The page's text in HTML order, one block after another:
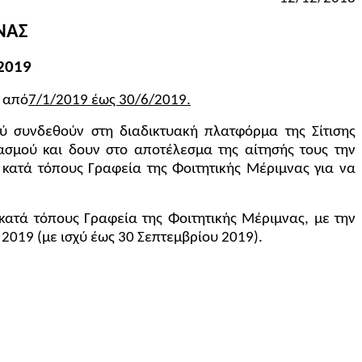
από7/1/2019 έως 30/6/2019.
στη διαδικτυακή πλατφόρμα της Σίτισης
και δουν στο αποτέλεσμα της αίτησής τους την
τόπους Γραφεία της Φοιτητικής Μέριμνας για να
τόπους Γραφεία της Φοιτητικής Μέριμνας, με την
(με ισχύ έως 30 Σεπτεμβρίου 2019).